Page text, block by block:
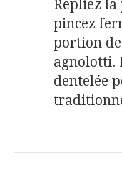
Repliez la
pincez
portion
agnolotti.
dentelée